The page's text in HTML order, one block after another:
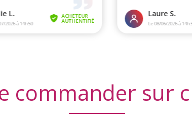
commander sur